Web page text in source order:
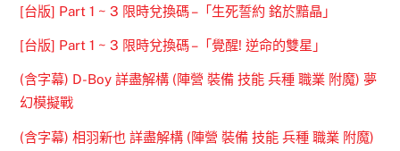
[台版] Part 1 ~ 3 限時兌換碼 –「生死誓約 銘於黯晶」
[台版] Part 1 ~ 3 限時兌換碼 –「覺醒! 逆命的雙星」
(含字幕) D-Boy 詳盡解構 (陣營 裝備 技能 兵種 職業 附魔) 夢
幻模擬戰
(含字幕) 相羽新也 詳盡解構 (陣營 裝備 技能 兵種 職業 附魔)